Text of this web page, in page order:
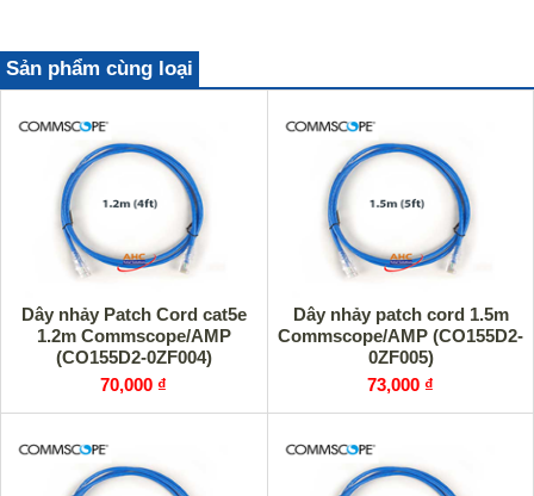
Sản phẩm cùng loại
Dây nhảy Patch Cord cat5e
1.2m Commscope/AMP
(CO155D2-0ZF004)
70,000 ₫
Dây nhảy patch cord 1.5m
Commscope/AMP (CO155D2-
0ZF005)
73,000 ₫